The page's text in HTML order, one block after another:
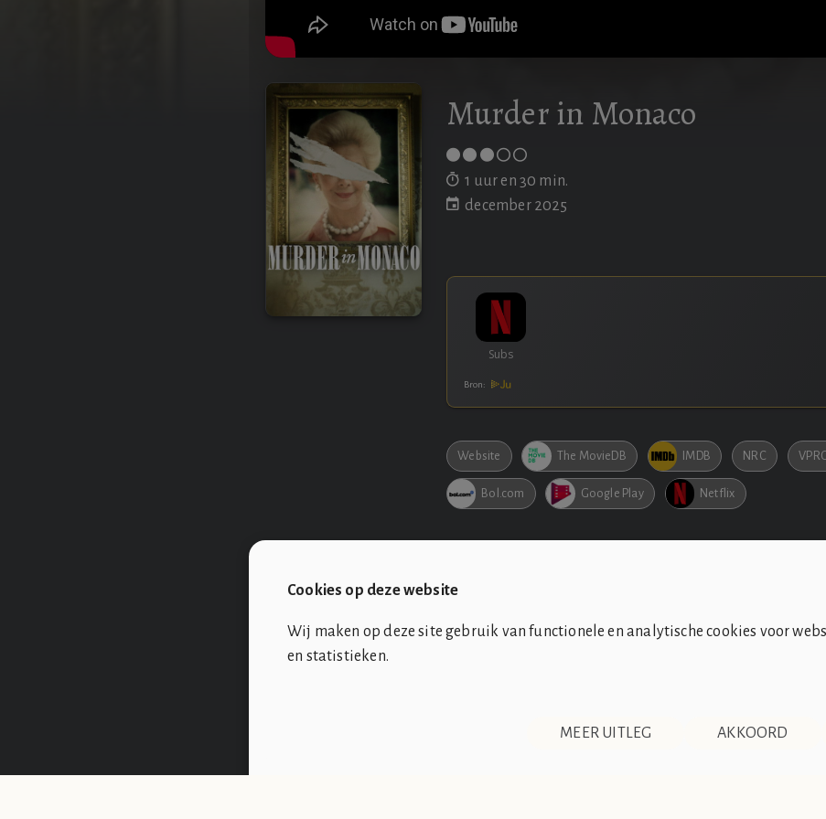
Cookies op deze website
Wij maken op deze site gebruik van functionele en analytische cookies voor
en statistieken.
AKKOORD
MEER UITLEG
Murder in Monaco
1 uur en 30 min.
december 2025
Bron:
Website The MovieDB IMDB NRC
Bol.com Google Play Netflix